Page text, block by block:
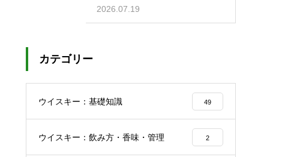
失われる理由を解説
2026.07.19
カテゴリー
ウイスキー：基礎知識 49
ウイスキー：飲み方・香味・管理 2